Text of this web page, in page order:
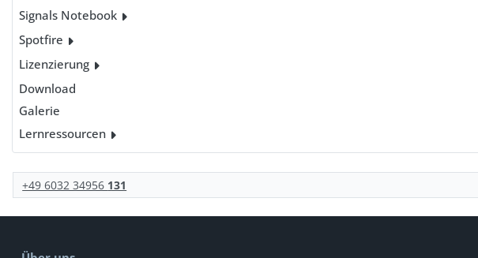
Signals Notebook
Spotfire
Lizenzierung
Download
Galerie
Lernressourcen
+49 6032 34956 131